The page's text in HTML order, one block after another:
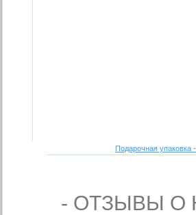
Подарочная
- ОТЗЫВЫ О